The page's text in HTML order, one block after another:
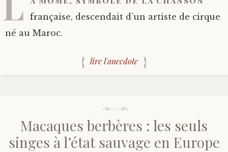
française, descendait d’un artiste de cirque
né au Maroc.
lire l'anecdote
Macaques berbères : les seuls
singes à l’état sauvage en Europe